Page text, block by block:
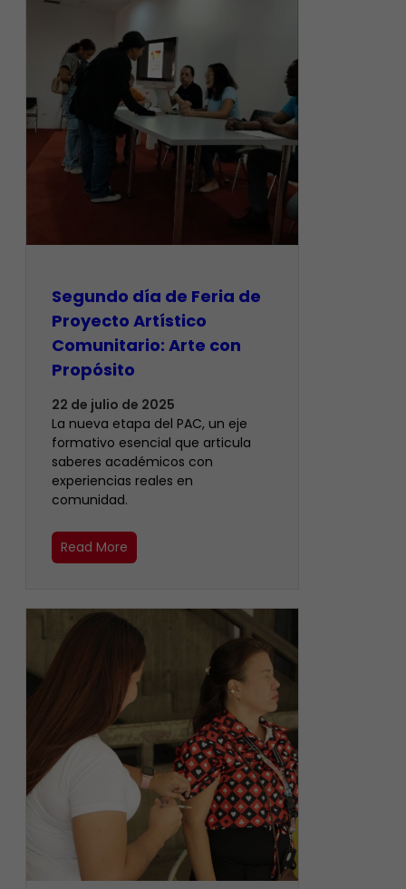
Segundo día de Feria de
Proyecto Artístico
Comunitario: Arte con
Propósito
22 de julio de 2025
La nueva etapa del PAC, un eje
formativo esencial que articula
saberes académicos con
experiencias reales en
comunidad.
Read More